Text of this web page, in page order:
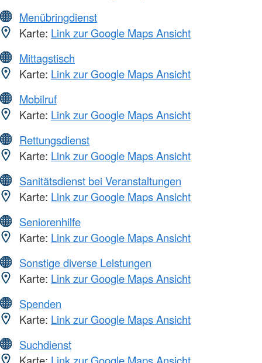
Menübringdienst
Karte: Link zur Google Maps Ansicht
Mittagstisch
Karte: Link zur Google Maps Ansicht
Mobilruf
Karte: Link zur Google Maps Ansicht
Rettungsdienst
Karte: Link zur Google Maps Ansicht
Sanitätsdienst bei Veranstaltungen
Karte: Link zur Google Maps Ansicht
Seniorenhilfe
Karte: Link zur Google Maps Ansicht
Sonstige diverse Leistungen
Karte: Link zur Google Maps Ansicht
Spenden
Karte: Link zur Google Maps Ansicht
Suchdienst
Karte: Link zur Google Maps Ansicht